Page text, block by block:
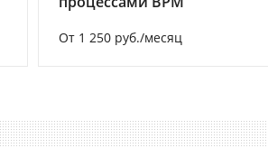
От 1 250 руб./месяц